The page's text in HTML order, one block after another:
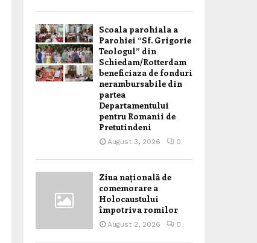
Scoala parohiala a
Parohiei “Sf. Grigorie
Teologul” din
Schiedam/Rotterdam
beneficiaza de fonduri
nerambursabile din
partea
Departamentului
pentru Romanii de
Pretutindeni
August 3, 2026 0
Ziua națională de
comemorare a
Holocaustului
împotriva romilor
August 2, 2026 0